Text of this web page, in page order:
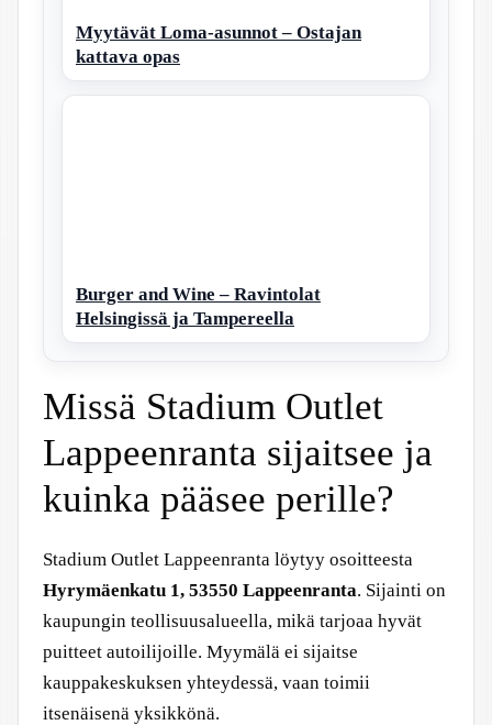
Myytävät Loma-asunnot – Ostajan
kattava opas
Burger and Wine – Ravintolat
Helsingissä ja Tampereella
Missä Stadium Outlet
Lappeenranta sijaitsee ja
kuinka pääsee perille?
Stadium Outlet Lappeenranta löytyy osoitteesta
Hyrymäenkatu 1, 53550 Lappeenranta. Sijainti on
kaupungin teollisuusalueella, mikä tarjoaa hyvät
puitteet autoilijoille. Myymälä ei sijaitse
kauppakeskuksen yhteydessä, vaan toimii
itsenäisenä yksikkönä.